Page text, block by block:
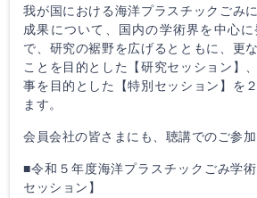
我が国における海洋プラスチックごみ
成果について、国内の学術界を中心
で、研究の裾野を広げるとともに、更
ことを目的とした【研究セッション】
事を目的とした【特別セッション】を
ます。
会員会社の皆さまにも、聴講でのご参加
■令和５年度海洋プラスチックごみ学
セッション】